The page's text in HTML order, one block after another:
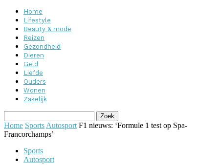
Home
Lifestyle
Beauty & mode
Reizen
Gezondheid
Dieren
Geld
Liefde
Ouders
Wonen
Zakelijk
Home Sports Autosport F1 nieuws: ‘Formule 1 test op Spa-
Francorchamps’
Sports
Autosport